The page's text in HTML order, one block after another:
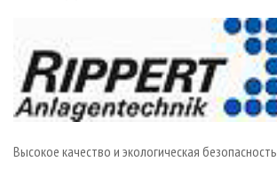
ПРОИЗВОДСТВО ДРЕВЕСНЫХ ПЛИТ
ДЕРЕВЯННОЕ ДОМОСТРОЕНИЕ
ПРОИЗВОДСТВО МЕБЕЛИ
ЦБП
ОФИЦИАЛЬНЫЕ ДЕЛЕГАЦИИ
ПРИОРИТЕТНЫЕ ИНВЕСТПРОЕКТЫ
ГАЗЕТА ЛЕСПРОМФОРУМ
РЕКЛАМА НА САЙТЕ
Высокое качество и экологическая безопасность